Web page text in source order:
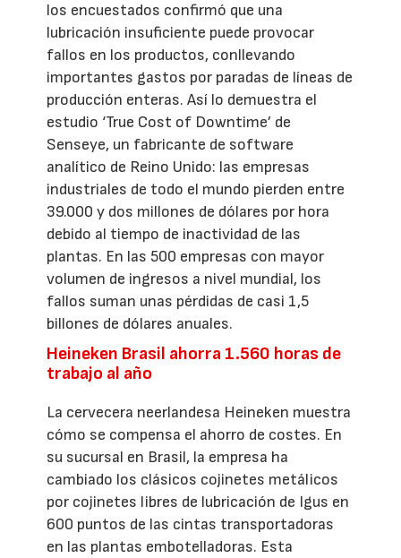
los encuestados confirmó que una
lubricación insuficiente puede provocar
fallos en los productos, conllevando
importantes gastos por paradas de líneas de
producción enteras. Así lo demuestra el
estudio ‘True Cost of Downtime’ de
Senseye, un fabricante de software
analítico de Reino Unido: las empresas
industriales de todo el mundo pierden entre
39.000 y dos millones de dólares por hora
debido al tiempo de inactividad de las
plantas. En las 500 empresas con mayor
volumen de ingresos a nivel mundial, los
fallos suman unas pérdidas de casi 1,5
billones de dólares anuales.
Heineken Brasil ahorra 1.560 horas de
trabajo al año
La cervecera neerlandesa Heineken muestra
cómo se compensa el ahorro de costes. En
su sucursal en Brasil, la empresa ha
cambiado los clásicos cojinetes metálicos
por cojinetes libres de lubricación de Igus en
600 puntos de las cintas transportadoras
en las plantas embotelladoras. Esta